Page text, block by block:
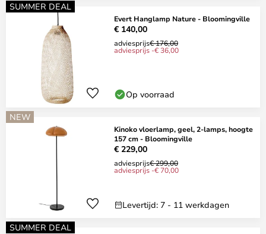
SUMMER DEAL
Evert Hanglamp Nature - Bloomingville
€ 140,00
adviesprijs€ 176,00
adviesprijs -€ 36,00
Op voorraad
NEW
Kinoko vloerlamp, geel, 2-lamps, hoogte
157 cm - Bloomingville
€ 229,00
adviesprijs€ 299,00
adviesprijs -€ 70,00
Levertijd: 7 - 11 werkdagen
SUMMER DEAL